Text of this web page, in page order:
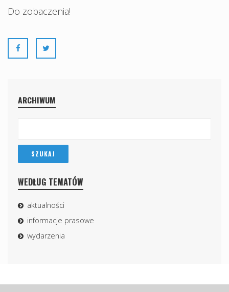
Do zobaczenia!
ARCHIWUM
WEDŁUG TEMATÓW
aktualności
informacje prasowe
wydarzenia